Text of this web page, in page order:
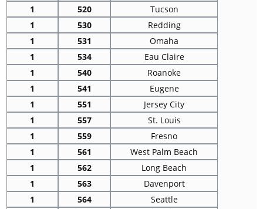
1
520
Tucson
1
530
Redding
1
531
Omaha
1
534
Eau Claire
1
540
Roanoke
1
541
Eugene
1
551
Jersey City
1
557
St. Louis
1
559
Fresno
1
561
West Palm Beach
1
562
Long Beach
1
563
Davenport
1
564
Seattle